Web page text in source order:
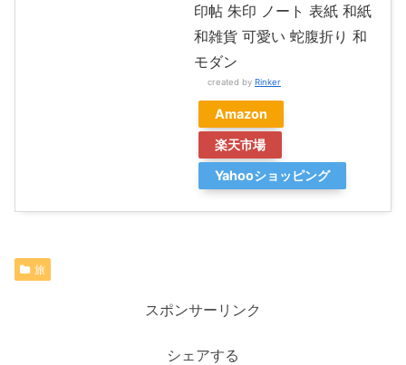
印帖 朱印 ノート 表紙 和紙
和雑貨 可愛い 蛇腹折り 和
モダン
created by Rinker
Amazon
楽天市場
Yahooショッピング
旅
スポンサーリンク
シェアする